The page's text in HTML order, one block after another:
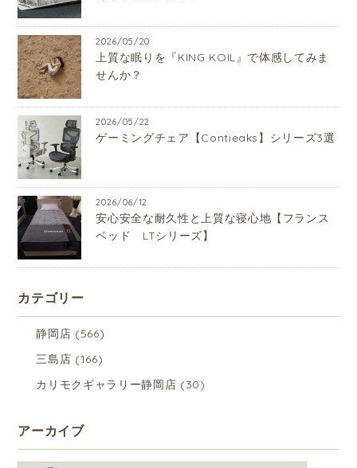
2026/05/20
上質な眠りを『KING KOIL』で体感してみま
せんか？
2026/05/22
ゲーミングチェア【Contieaks】シリーズ3選
2026/06/12
安心安全な耐久性と上質な寝心地【フランス
ベッド LTシリーズ】
カテゴリー
静岡店 (566)
三島店 (166)
カリモクギャラリー静岡店 (30)
アーカイブ